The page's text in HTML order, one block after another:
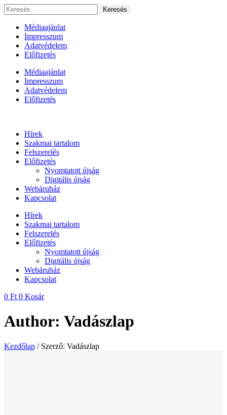
Ugrás
a
tartalomhoz
Keresés:
Médiaajánlat
Impresszum
Adatvédelem
Előfizetés
Médiaajánlat
Impresszum
Adatvédelem
Előfizetés
Hírek
Szakmai tartalom
Felszerelés
Előfizetés
Nyomtatott újság
Digitális újság
Webáruház
Kapcsolat
Hírek
Szakmai tartalom
Felszerelés
Előfizetés
Nyomtatott újság
Digitális újság
Webáruház
Kapcsolat
0 Ft 0 Kosár
Author: Vadászlap
Kezdőlap / Szerző: Vadászlap